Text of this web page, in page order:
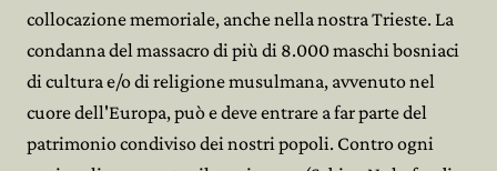
collocazione memoriale, anche nella nostra Trieste. La
condanna del massacro di più di 8.000 maschi bosniaci
di cultura e/o di religione musulmana, avvenuto nel
cuore dell'Europa, può e deve entrare a far parte del
patrimonio condiviso dei nostri popoli. Contro ogni